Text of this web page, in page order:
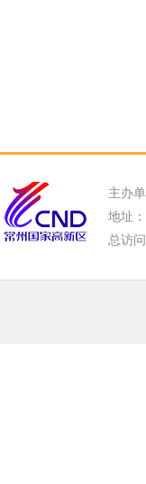
主办
地址
总访问